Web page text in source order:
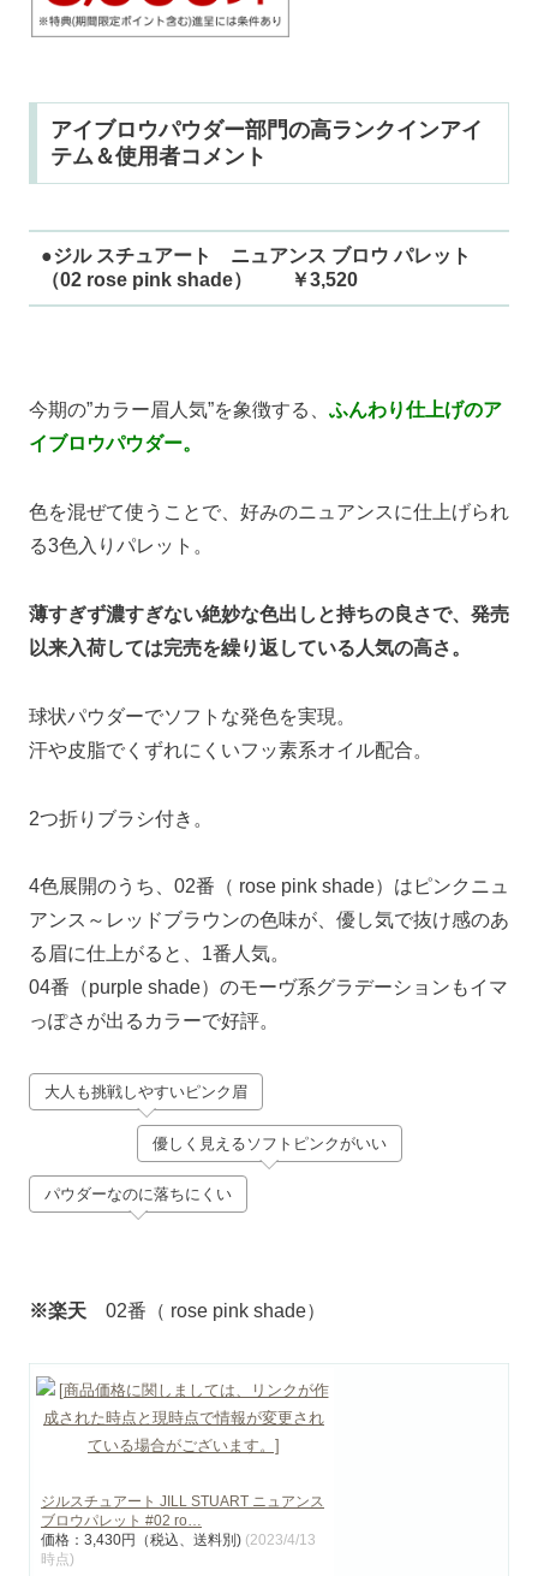
アイブロウパウダー部門の高ランクインアイ
テム＆使用者コメント
●ジル スチュアート ニュアンス ブロウ パレット
（02 rose pink shade） ￥3,520
今期の”カラー眉人気”を象徴する、 ふんわり仕上げのア
イブロウパウダー。
色を混ぜて使うことで、好みのニュアンスに仕上げられ
る3色入りパレット。
薄すぎず濃すぎない絶妙な色出しと持ちの良さで、発売
以来入荷しては完売を繰り返している人気の高さ。
球状パウダーでソフトな発色を実現。
汗や皮脂でくずれにくいフッ素系オイル配合。
2つ折りブラシ付き。
4色展開のうち、02番（ rose pink shade）はピンクニュ
アンス～レッドブラウンの色味が、優し気で抜け感のあ
る眉に仕上がると、1番人気。
04番（purple shade）のモーヴ系グラデーションもイマ
っぽさが出るカラーで好評。
大人も挑戦しやすいピンク眉
優しく見えるソフトピンクがいい
パウダーなのに落ちにくい
※楽天 02番（ rose pink shade）
ジルスチュアート JILL STUART ニュアンス
ブロウパレット #02 ro…
価格：3,430円（税込、送料別) (2023/4/13
時点)